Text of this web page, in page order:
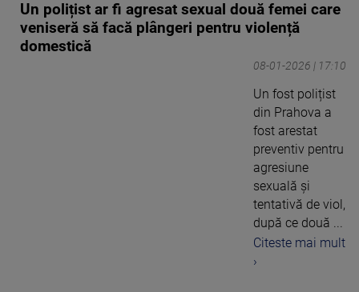
Un polițist ar fi agresat sexual două femei care
veniseră să facă plângeri pentru violență
domestică
08-01-2026 | 17:10
Un fost polițist
din Prahova a
fost arestat
preventiv pentru
agresiune
sexuală și
tentativă de viol,
după ce două ...
Citeste mai mult
›